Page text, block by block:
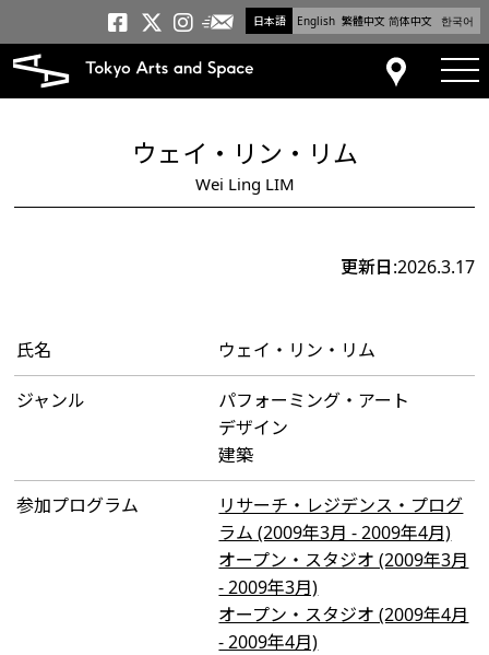
日本語 English 繁體中文 简体中文 한국어
トーキョーアーツアンド
トーキョーアーツアンド
トーキョーアーツア
メールニュース
アクセス
ウェイ・リン・リム
Wei Ling LIM
更新日:2026.3.17
氏名 ウェイ・リン・リム
ジャンル
パフォーミング・アート
デザイン
建築
参加プログラム
リサーチ・レジデンス・プログ
ラム (2009年3月 - 2009年4月)
オープン・スタジオ (2009年3月
- 2009年3月)
オープン・スタジオ (2009年4月
- 2009年4月)